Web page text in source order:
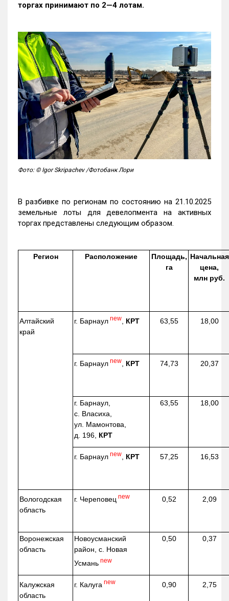
торгах принимают по 2—4 лотам.
Фото: © Igor Skripachev /Фотобанк Лори
В разбивке по регионам по состоянию на 21.10.2025
земельные лоты для девелопмента на активных
торгах представлены следующим образом.
Регион Расположение
Площадь,
га
Начальная
цена,
млн руб.
Алтайский
край
г. Барнаул new КРТ 63,55 18,00
г. Барнаул new КРТ 74,73 20,37
г. Барнаул,
с. Власиха,
ул. Мамонтова,
д. 196, КРТ
63,55 18,00
г. Барнаул new КРТ 57,25 16,53
Вологодская
область
г. Череповец new 0,52 2,09
Воронежская
область
Новоусманский
район, с. Новая
Усмань new
0,50 0,37
Калужская
область
г. Калуга new 0,90 2,75